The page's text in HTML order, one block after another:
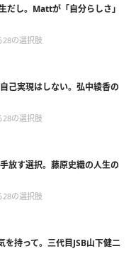
だし。Mattが「自分らしさ」
28の選択肢
己実現はしない。弘中綾香の
28の選択肢
放す選択。藤原史織の人生の
28の選択肢
を持って。三代目JSB山下健二